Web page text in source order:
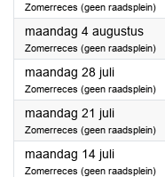
Zomerreces (geen raadsplein)
maandag 4 augustus2025
Zomerreces (geen raadsplein)
maandag 28 juli2025
Zomerreces (geen raadsplein)
maandag 21 juli2025
Zomerreces (geen raadsplein)
maandag 14 juli2025
Zomerreces (geen raadsplein)